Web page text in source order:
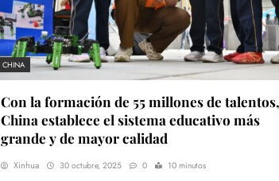
CHINA
Con la formación de 55 millones de talentos,
China establece el sistema educativo más
grande y de mayor calidad
Xinhua 30 octubre, 2025 0 10 minutos